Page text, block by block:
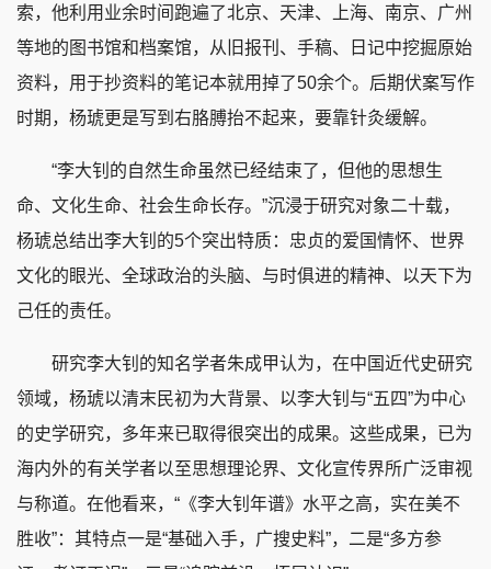
索，他利用业余时间跑遍了北京、天津、上海、南京、广州
等地的图书馆和档案馆，从旧报刊、手稿、日记中挖掘原始
资料，用于抄资料的笔记本就用掉了50余个。后期伏案写作
时期，杨琥更是写到右胳膊抬不起来，要靠针灸缓解。
“李大钊的自然生命虽然已经结束了，但他的思想生
命、文化生命、社会生命长存。”沉浸于研究对象二十载，
杨琥总结出李大钊的5个突出特质：忠贞的爱国情怀、世界
文化的眼光、全球政治的头脑、与时俱进的精神、以天下为
己任的责任。
研究李大钊的知名学者朱成甲认为，在中国近代史研究
领域，杨琥以清末民初为大背景、以李大钊与“五四”为中心
的史学研究，多年来已取得很突出的成果。这些成果，已为
海内外的有关学者以至思想理论界、文化宣传界所广泛审视
与称道。在他看来，“《李大钊年谱》水平之高，实在美不
胜收”：其特点一是“基础入手，广搜史料”，二是“多方参